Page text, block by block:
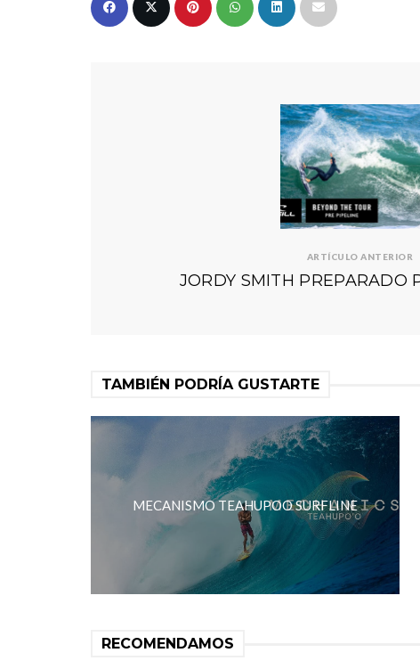
ARTÍCULO ANTERIOR
JORDY SMITH PREPARADO
TAMBIÉN PODRÍA GUSTARTE
MECANISMO TEAHUPOO SURFLINE
RECOMENDAMOS